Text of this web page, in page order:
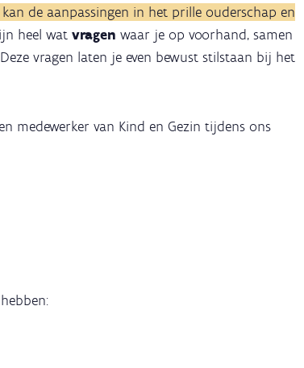
de aanpassingen in het prille ouderschap en
heel wat vragen waar je op voorhand, samen
Deze vragen laten je even bewust stilstaan bij het
medewerker van Kind en Gezin tijdens ons